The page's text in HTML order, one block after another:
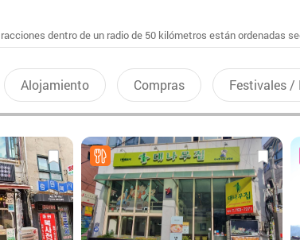
dentro de un radio de 50 kilómetros están ordenadas
Alojamiento Compras Festivales /